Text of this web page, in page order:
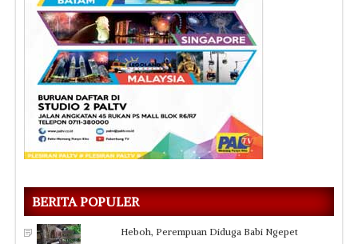
BERITA POPULER
Heboh, Perempuan Diduga Babi Ngepet